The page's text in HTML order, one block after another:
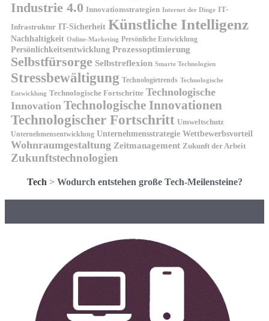
Industrie 4.0 Innovationsstrategien Internet der Dinge IT-
Infrastruktur IT-Sicherheit Künstliche Intelligenz
Nachhaltigkeit Online-Marketing Persönliche Entwicklung
Persönlichkeitsentwicklung Prozessoptimierung
Selbstfürsorge Selbstreflexion Smarte Technologien
Stressbewältigung Technologietrends Technologische
Entwicklung Technologische Fortschritte Technologische
Innovation Technologische Innovationen
Technologischer Fortschritt Umweltschutz
Unternehmensentwicklung Unternehmensstrategie Wettbewerbsvorteil
Wohnraumgestaltung Zeitmanagement Zukunft der Arbeit
Zukunftstechnologien
Tech > Wodurch entstehen große Tech-Meilensteine?